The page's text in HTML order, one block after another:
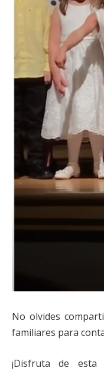
No olvides
familiares para
¡Disfruta de